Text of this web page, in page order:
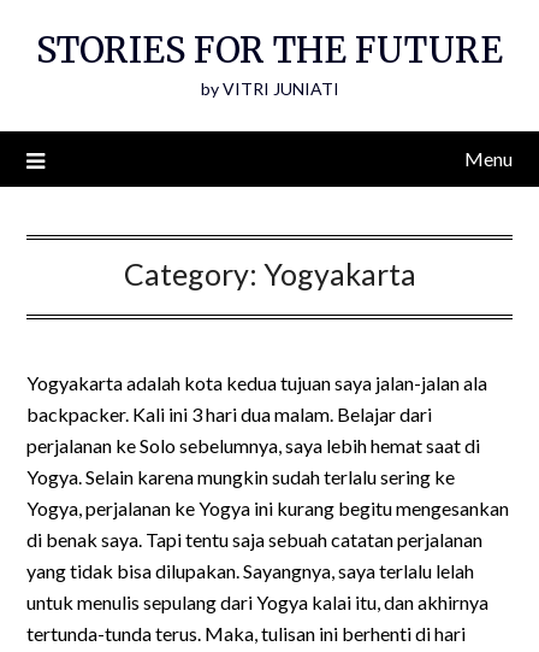
STORIES FOR THE FUTURE
by VITRI JUNIATI
Menu
Category: Yogyakarta
Yogyakarta adalah kota kedua tujuan saya jalan-jalan ala
backpacker. Kali ini 3 hari dua malam. Belajar dari
perjalanan ke Solo sebelumnya, saya lebih hemat saat di
Yogya. Selain karena mungkin sudah terlalu sering ke
Yogya, perjalanan ke Yogya ini kurang begitu mengesankan
di benak saya. Tapi tentu saja sebuah catatan perjalanan
yang tidak bisa dilupakan. Sayangnya, saya terlalu lelah
untuk menulis sepulang dari Yogya kalai itu, dan akhirnya
tertunda-tunda terus. Maka, tulisan ini berhenti di hari